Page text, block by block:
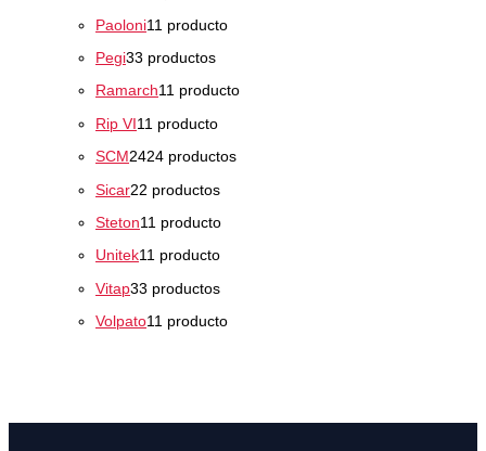
Paoloni1 1 producto
Pegi33 productos
Ramarch11 producto
Rip VI 1 1 producto
SCM2424 productos
Sicar22 productos
Steton11 producto
Unitek11 producto
Vitap33 productos
Volpato11 producto